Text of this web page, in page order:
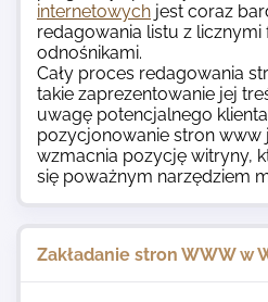
internetowych jest coraz
redagowania listu z
odnośnikami.
Cały proces redagowania
takie zaprezentowanie jej
uwagę potencjalnego
pozycjonowanie stron www
wzmacnia pozycję witryny,
się poważnym narzędziem
Zakładanie stron WWW w